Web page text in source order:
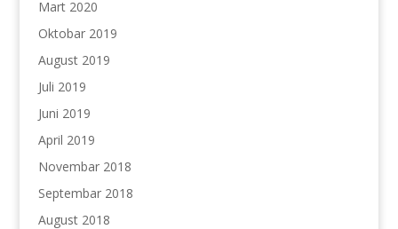
Mart 2020
Oktobar 2019
August 2019
Juli 2019
Juni 2019
April 2019
Novembar 2018
Septembar 2018
August 2018